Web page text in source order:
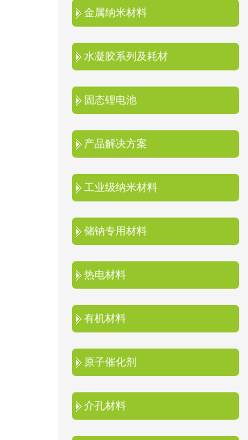
金属纳米材料
水凝胶系列及耗材
固态锂电池
产品解决方案
工业级纳米材料
储钠专用材料
热电材料
有机材料
原子催化剂
介孔材料